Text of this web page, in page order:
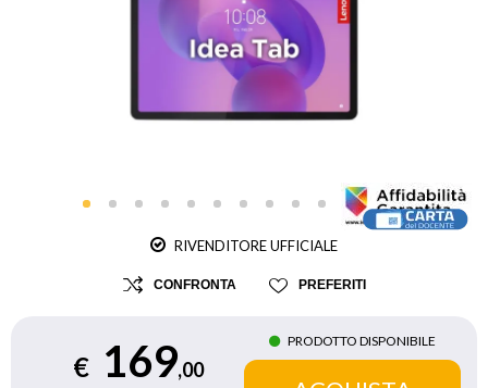
RIVENDITORE UFFICIALE
CONFRONTA PREFERITI
€ 169,00
PRODOTTO DISPONIBILE